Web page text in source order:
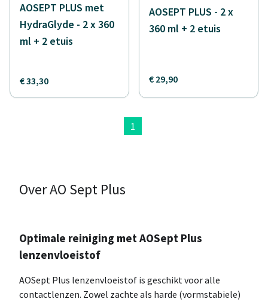
AOSEPT PLUS met
HydraGlyde - 2 x 360
ml + 2 etuis
€ 33,30
AOSEPT PLUS - 2 x
360 ml + 2 etuis
€ 29,90
1
Over AO Sept Plus
Optimale reiniging met AOSept Plus
lenzenvloeistof
AOSept Plus lenzenvloeistof is geschikt voor alle
contactlenzen. Zowel zachte als harde (vormstabiele)